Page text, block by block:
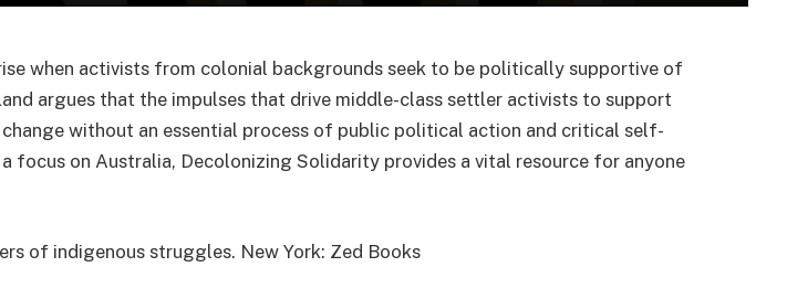
when activists from colonial backgrounds seek to be politically supportive of
argues that the impulses that drive middle-class settler activists to support
without an essential process of public political action and critical self-
focus on Australia, Decolonizing Solidarity provides a vital resource for anyone
of indigenous struggles. New York: Zed Books